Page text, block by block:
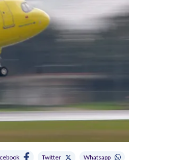
Twitter Whatsapp